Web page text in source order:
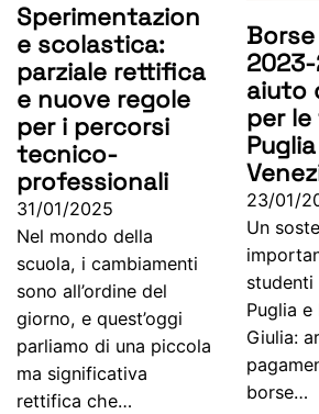
Sperimentazion
e scolastica:
parziale rettifica
e nuove regole
per i percorsi
tecnico-
professionali
31/01/2025
Nel mondo della
scuola, i cambiamenti
sono all’ordine del
giorno, e quest’oggi
parliamo di una piccola
ma significativa
rettifica che…
aiuto
per
23/01/
Un
studenti
Puglia e
Giulia:
borse…